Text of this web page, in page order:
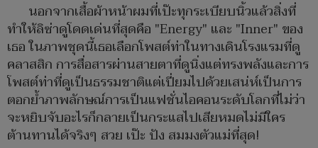
นอกจากเสื้อผ้าหน้าผมที่เป๊ะทุกระเบียบนิ้วแล้วสิ่งที่
ทำให้ลิซ่าดูโดดเด่นที่สุดคือ "Energy" และ "Inner" ของ
เธอ ในภาพชุดนี้เธอเลือกโพสต์ท่าในทางเดินโรงแรมที่ดู
คลาสสิก การสื่อสารผ่านสายตาที่ดูนิ่งแต่ทรงพลังและการ
โพสต์ท่าที่ดูเป็นธรรมชาติแต่เปี่ยมไปด้วยเสน่ห์เป็นการ
ตอกย้ำภาพลักษณ์การเป็นแฟชั่นไอคอนระดับโลกที่ไม่ว่า
จะหยิบจับอะไรก็กลายเป็นกระแสไปเสียหมดไม่มีใคร
ต้านทานได้จริงๆ สวย เป๊ะ ปัง สมมงตัวแม่ที่สุด!